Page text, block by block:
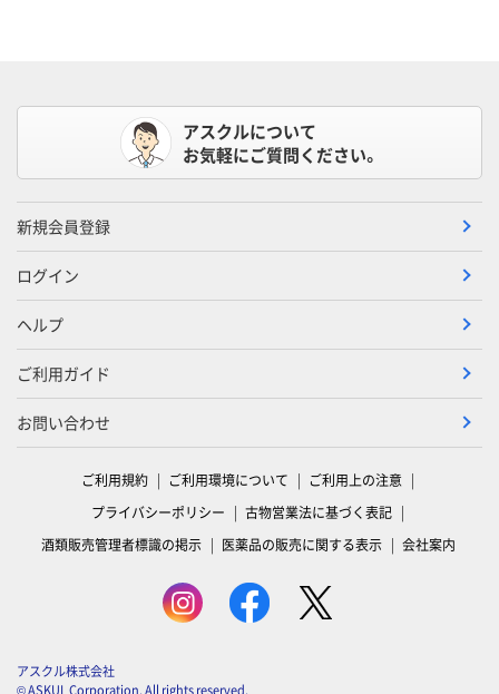
アスクルについて
お気軽にご質問ください。
新規会員登録
ログイン
ヘルプ
ご利用ガイド
お問い合わせ
ご利用規約 ご利用環境について
ご利用上の注意
プライバシーポリシー
古物営業法に基づく表記
酒類販売管理者標識の掲示
医薬品の販売に関する表示 会社案内
アスクル株式会社
© ASKUL Corporation. All rights reserved.